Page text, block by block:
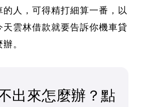
人，可得精打細算一番，以
天雲林借款就要告訴你機車貸
。
出來怎麼辦？點